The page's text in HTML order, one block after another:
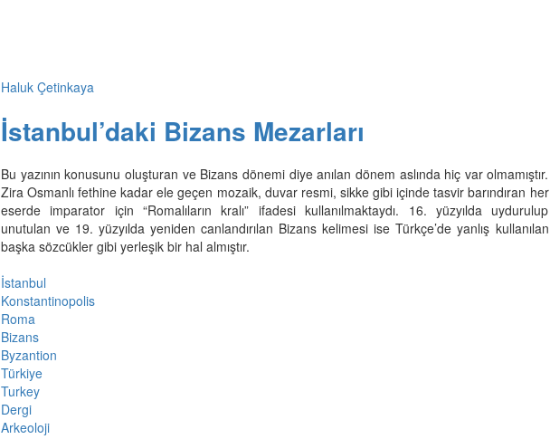
Haluk Çetinkaya
İstanbul’daki Bizans Mezarları
Bu yazının konusunu oluşturan ve Bizans dönemi diye anılan dönem aslında hiç var olmamıştır.
Zira Osmanlı fethine kadar ele geçen mozaik, duvar resmi, sikke gibi içinde tasvir barındıran her
eserde imparator için “Romalıların kralı” ifadesi kullanılmaktaydı. 16. yüzyılda uydurulup
unutulan ve 19. yüzyılda yeniden canlandırılan Bizans kelimesi ise Türkçe’de yanlış kullanılan
başka sözcükler gibi yerleşik bir hal almıştır.
İstanbul
Konstantinopolis
Roma
Bizans
Byzantion
Türkiye
Turkey
Dergi
Arkeoloji